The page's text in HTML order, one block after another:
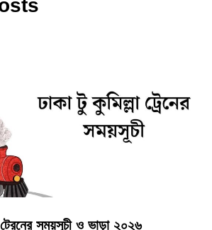
সময়সূচী ও ভাড়া ২০২৬